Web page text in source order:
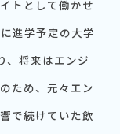
トとして働かせ
進学予定の大学
、将来はエンジ
ため、元々エン
で続けていた飲